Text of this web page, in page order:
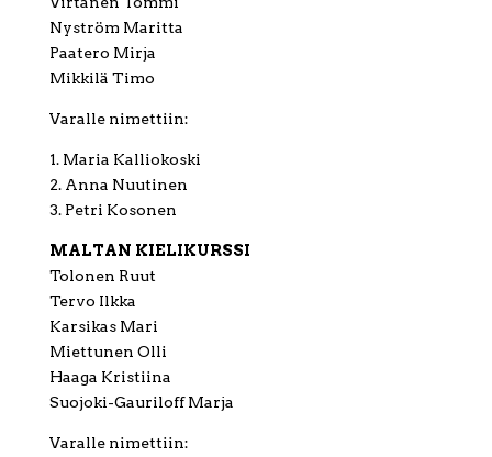
Nyström Maritta
Paatero Mirja
Mikkilä Timo
Varalle nimettiin:
1. Maria Kalliokoski
2. Anna Nuutinen
3. Petri Kosonen
MALTAN KIELIKURSSI
Tolonen Ruut
Tervo Ilkka
Karsikas Mari
Miettunen Olli
Haaga Kristiina
Suojoki-Gauriloff Marja
Varalle nimettiin: